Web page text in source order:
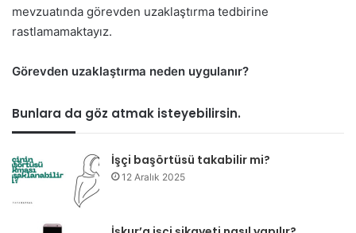
mevzuatında görevden uzaklaştırma tedbirine
rastlamamaktayız.
Görevden uzaklaştırma neden uygulanır?
Bunlara da göz atmak isteyebilirsin.
İşçi başörtüsü takabilir mi?
12 Aralık 2025